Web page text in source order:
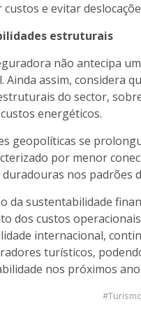
e evitar
estruturais
não antecipa
assim, considera
do sector,
energéticos.
geopolíticas se
por menor
nos padrões
da sustentabilidade
dos custos
internacional,
turísticos,
nos próximos
Turismo